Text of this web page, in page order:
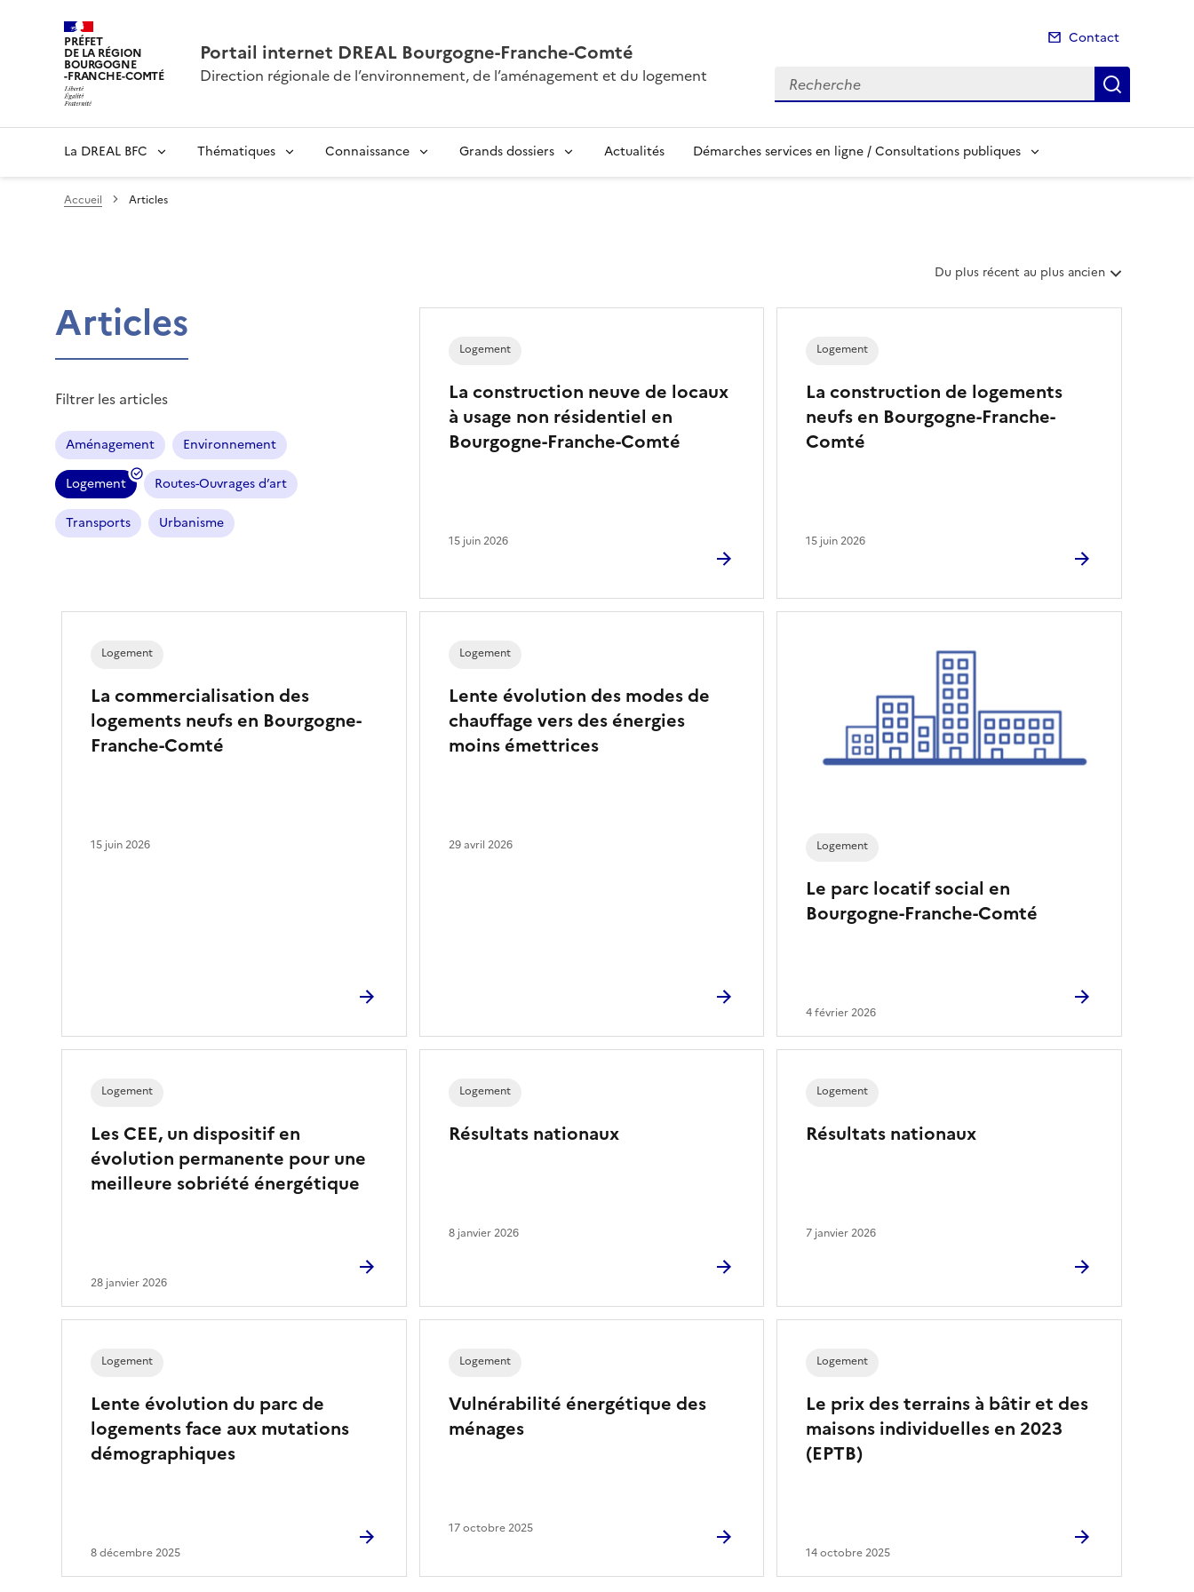
PRÉFET
DE LA RÉGION
BOURGOGNE
-FRANCHE-COMTÉ
Portail internet DREAL Bourgogne-Franche-Comté
Direction régionale de l’environnement, de l’aménagement et du logement
Contact
Recherche
La DREAL BFC Thématiques Connaissance Grands dossiers Actualités Démarches services en ligne / Consultations publiques
Accueil Articles
T
i
s
a
Du plus récent au plus ancien
Articles
Filtrer les articles
Aménagement Environnement
Logement
(
f
i
l
e
c
t
Routes-Ouvrages d’art
Transports Urbanisme
La construction neuve de locaux
à usage non résidentiel en
Bourgogne-Franche-Comté
Logement
15 juin 2026
La construction de logements
neufs en Bourgogne-Franche-
Comté
Logement
15 juin 2026
La commercialisation des
logements neufs en Bourgogne-
Franche-Comté
Logement
15 juin 2026
Lente évolution des modes de
chauffage vers des énergies
moins émettrices
Logement
29 avril 2026
Le parc locatif social en
Bourgogne-Franche-Comté
Logement
4 février 2026
Les CEE, un dispositif en
évolution permanente pour une
meilleure sobriété énergétique
Logement
28 janvier 2026
Résultats nationaux
Logement
8 janvier 2026
Résultats nationaux
Logement
7 janvier 2026
Lente évolution du parc de
logements face aux mutations
démographiques
Logement
8 décembre 2025
Vulnérabilité énergétique des
ménages
Logement
17 octobre 2025
Le prix des terrains à bâtir et des
maisons individuelles en 2023
(EPTB)
Logement
14 octobre 2025